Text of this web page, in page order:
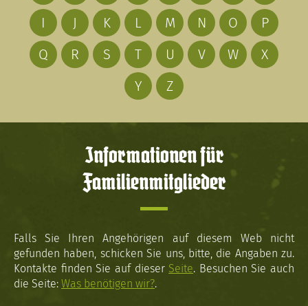
I
J K L M N O
P
Q
R S T U V W
X
Y
Z
Informationen für
Familienmitglieder
Falls Sie Ihren Angehörigen auf diesem Web nicht
gefunden haben, schicken Sie uns, bitte, die Angaben zu.
Kontakte finden Sie auf dieser Seite. Besuchen Sie auch
die Seite: Was benötigen wir?.